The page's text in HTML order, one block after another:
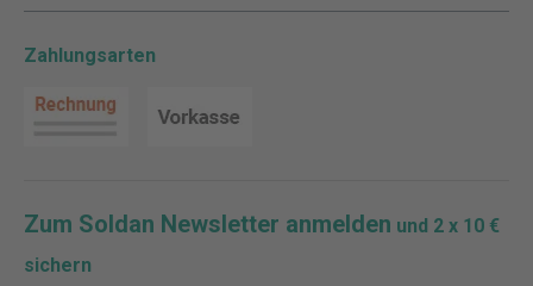
Evangelischen Landeskirche Baden in
Heidelberg Details zur Produktsicherheit
Deutschland info-wkd@wolterskluwer.com
Zahlungsarten
Zum Soldan Newsletter anmelden und 2 x 10 €
sichern